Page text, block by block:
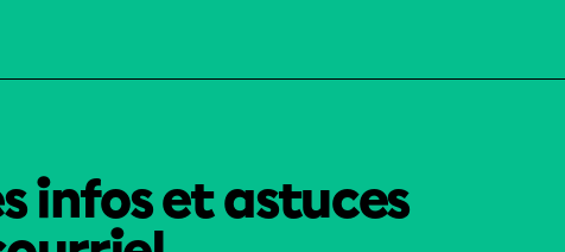
infos et astuces